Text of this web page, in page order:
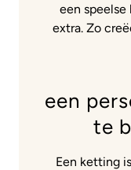
een
extra. Zo
een
te
Een ketting